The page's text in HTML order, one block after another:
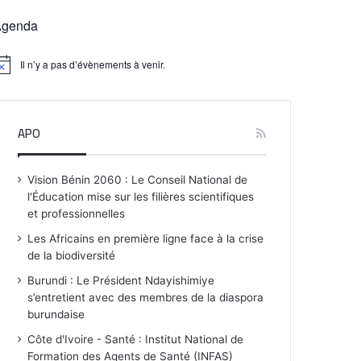
Il n’y a pas d’évènements à venir.
APO
Vision Bénin 2060 : Le Conseil National de
l'Éducation mise sur les filières scientifiques
et professionnelles
Les Africains en première ligne face à la crise
de la biodiversité
Burundi : Le Président Ndayishimiye
s’entretient avec des membres de la diaspora
burundaise
Côte d'Ivoire - Santé : Institut National de
Formation des Agents de Santé (INFAS)